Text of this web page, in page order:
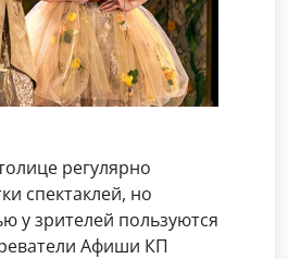
регулярно
спектаклей, но
у зрителей пользуются
Афиши КП